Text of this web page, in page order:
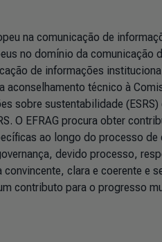
na comunicação de
no domínio da comunicação
de informações
técnico à
sobre sustentabilidade
O EFRAG procura obter
ao longo do processo
devido processo,
clara e coerente e
contributo para o progresso